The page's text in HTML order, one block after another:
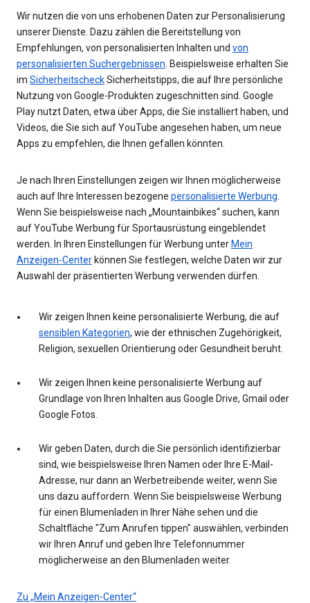
Wir nutzen die von uns erhobenen Daten zur Personalisierung
unserer Dienste. Dazu zählen die Bereitstellung von
Empfehlungen, von personalisierten Inhalten und von
personalisierten Suchergebnissen . Beispielsweise erhalten Sie
im SicherheitscheckSicherheitstipps, die auf Ihre persönliche
Nutzung von Google-Produkten zugeschnitten sind. Google
Play nutzt Daten, etwa über Apps, die Sie installiert haben, und
Videos, die Sie sich auf YouTube angesehen haben, um neue
Apps zu empfehlen, die Ihnen gefallen könnten.
Je nach Ihren Einstellungen zeigen wir Ihnen möglicherweise
auch auf Ihre Interessen bezogene personalisierte Werbung
Wenn Sie beispielsweise nach „Mountainbikes“ suchen, kann
auf YouTube Werbung für Sportausrüstung eingeblendet
werden. In Ihren Einstellungen für Werbung unter Mein
Anzeigen-Center können Sie festlegen, welche Daten wir zur
Auswahl der präsentierten Werbung verwenden dürfen.
Wir zeigen Ihnen keine personalisierte Werbung, die auf
sensiblen Kategorien, wie der ethnischen Zugehörigkeit,
Religion, sexuellen Orientierung oder Gesundheit beruht.
Wir zeigen Ihnen keine personalisierte Werbung auf
Grundlage von Ihren Inhalten aus Google Drive, Gmail oder
Google Fotos.
Wir geben Daten, durch die Sie persönlich identifizierbar
sind, wie beispielsweise Ihren Namen oder Ihre E-Mail-
Adresse, nur dann an Werbetreibende weiter, wenn Sie
uns dazu auffordern. Wenn Sie beispielsweise Werbung
für einen Blumenladen in Ihrer Nähe sehen und die
Schaltfläche "Zum Anrufen tippen" auswählen, verbinden
wir Ihren Anruf und geben Ihre Telefonnummer
möglicherweise an den Blumenladen weiter.
Zu „Mein Anzeigen-Center“